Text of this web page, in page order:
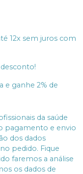
12x sem juros com
e ganhe 2% de
da saúde
pagamento e envio
dos dados
pedido. Fique
faremos a análise
os dados de